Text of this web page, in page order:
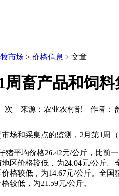
市场 > 价格信息 > 文章
周畜产品和饲
次 来源：农业农村部 作者：
场和采集点的监测，2月第1周
猪平均价格26.42元/公斤，比前
区价格较低，为24.04元/公斤
格较低，为14.67元/公斤。全
较低，为21.59元/公斤。